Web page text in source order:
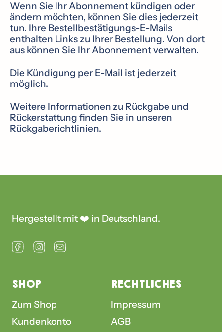
Wenn Sie Ihr Abonnement kündigen oder
ändern möchten, können Sie dies jederzeit
tun. Ihre Bestellbestätigungs-E-Mails
enthalten Links zu Ihrer Bestellung. Von dort
aus können Sie Ihr Abonnement verwalten.
Die Kündigung per E-Mail ist jederzeit
möglich.
Weitere Informationen zu Rückgabe und
Rückerstattung finden Sie in unseren
Rückgaberichtlinien.
Hergestellt mit ❤️ in Deutschland.
Facebook
Instagram
Email
SHOP
Zum Shop
Kundenkonto
RECHTLICHES
Impressum
AGB